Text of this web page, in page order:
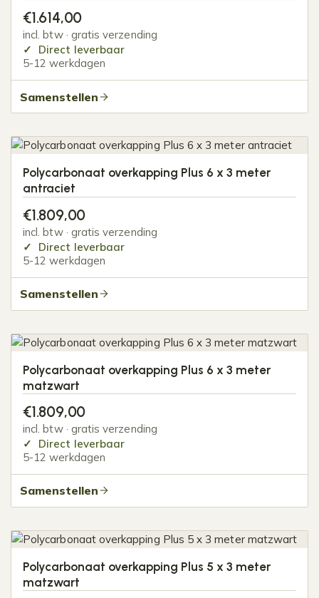
€1.614,00
incl. btw · gratis verzending
Direct leverbaar
5-12 werkdagen
Samenstellen
Polycarbonaat overkapping Plus 6 x 3 meter
antraciet
€1.809,00
incl. btw · gratis verzending
Direct leverbaar
5-12 werkdagen
Samenstellen
Polycarbonaat overkapping Plus 6 x 3 meter
matzwart
€1.809,00
incl. btw · gratis verzending
Direct leverbaar
5-12 werkdagen
Samenstellen
Polycarbonaat overkapping Plus 5 x 3 meter
matzwart